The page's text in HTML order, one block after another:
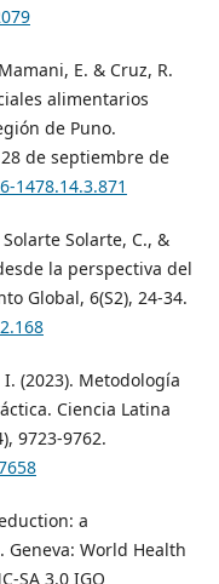
E. & Cruz, R.
alimentarios
de Puno.
de septiembre de
1478.14.3.871
Solarte, C., &
la perspectiva del
Global, 6(S2), 24-34.
(2023). Metodología
Ciencia Latina
9723-9762.
a
World Health
SA 3.0 IGO